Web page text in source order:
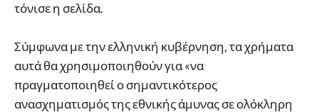
τόνισε η σελίδα.
Σύμφωνα με την ελληνική κυβέρνηση, τα χρήματα
αυτά θα χρησιμοποιηθούν για «να
πραγματοποιηθεί ο σημαντικότερος
ανασχηματισμός της εθνικής άμυνας σε ολόκληρη